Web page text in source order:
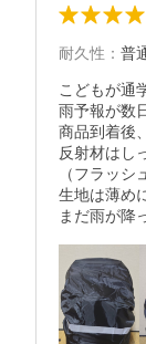
耐久性 ： 普
こどもが通
雨予報が数
商品到着後
反射材はし
（フラッシ
生地は薄め
まだ雨が降